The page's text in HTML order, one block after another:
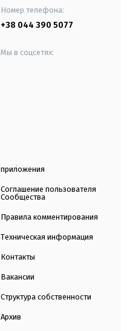
Номер телефона:
+38 044 390 5077
Мы в соцсетях:
приложения
Соглашение пользователя
Сообщества
Правила комментирования
Техническая информация
Контакты
Вакансии
Структура собственности
Архив